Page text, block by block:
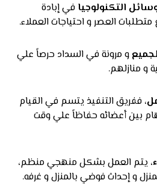
التكنولوجيا في إبادة
العصر و احتياجات العملاء.
و مرونة في السداد حرصاً علي
و منازلهم.
، ففريق التنفيذ يتسم في القيام
بين أعضائه حفاظاً علي وقت
، يتم العمل بشكل منهجي منظم،
و إحداث فوضي بالمنزل و غرفه.